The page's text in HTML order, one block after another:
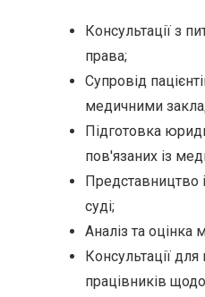
Консультації з
права;
Супровід
медичними
Підготовка
пов'язаних із
Представництво
суді;
Аналіз та оцінка
Консультації
працівників